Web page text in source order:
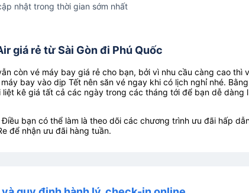
nhật trong thời gian sớm nhất
giá rẻ từ Sài Gòn đi Phú Quốc
còn vé máy bay giá rẻ cho bạn, bởi vì nhu cầu càng cao thì
bay vào dịp Tết nên săn vé ngay khi có lịch nghỉ nhé. Bằng
liệt kê giá tất cả các ngày trong các tháng tới để bạn dễ dàng
bạn có thể làm là theo dõi các chương trình ưu đãi hấp
để nhận ưu đãi hàng tuần.